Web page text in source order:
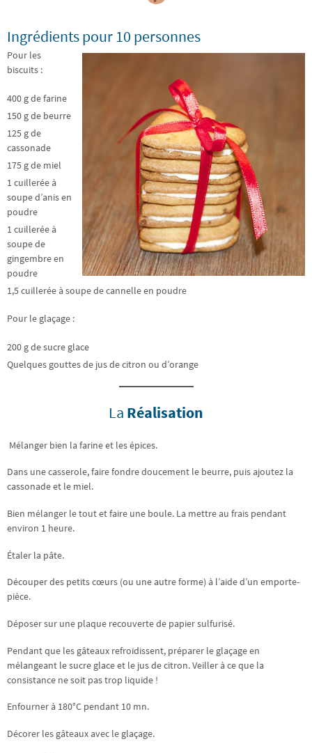
Ingrédients pour 10 personnes
Pour les
biscuits :
400 g de farine
150 g de beurre
125 g de
cassonade
175 g de miel
1 cuillerée à
soupe d’anis en
poudre
1 cuillerée à
soupe de
gingembre en
poudre
1,5 cuillerée à soupe de cannelle en poudre
Pour le glaçage :
200 g de sucre glace
Quelques gouttes de jus de citron ou d’orange
La Réalisation
Mélanger bien la farine et les épices.
Dans une casserole, faire fondre doucement le beurre, puis ajoutez la
cassonade et le miel.
Bien mélanger le tout et faire une boule. La mettre au frais pendant
environ 1 heure.
Étaler la pâte.
Découper des petits cœurs (ou une autre forme) à l’aide d’un emporte-
pièce.
Déposer sur une plaque recouverte de papier sulfurisé.
Pendant que les gâteaux refroidissent, préparer le glaçage en
mélangeant le sucre glace et le jus de citron. Veiller à ce que la
consistance ne soit pas trop liquide !
Enfourner à 180°C pendant 10 mn.
Décorer les gâteaux avec le glaçage.